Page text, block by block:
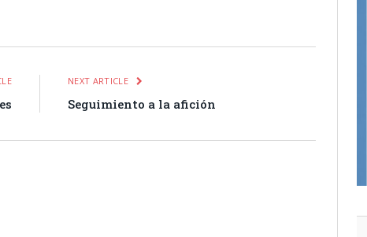
NEXT ARTICLE
Seguimiento a la afición